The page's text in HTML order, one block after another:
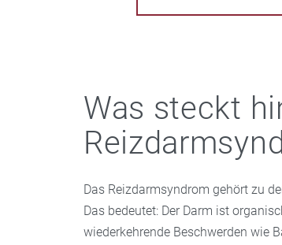
Was steckt
Das Reizdarmsyndrom gehört zu
Das bedeutet: Der Darm ist
wiederkehrende Beschwerden wie